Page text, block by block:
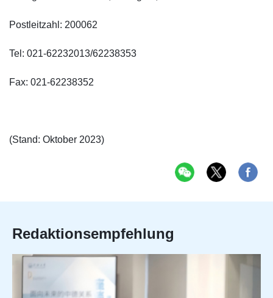
Postleitzahl: 200062
Tel: 021-62232013/62238353
Fax: 021-62238352
(Stand: Oktober 2023)
Redaktionsempfehlung